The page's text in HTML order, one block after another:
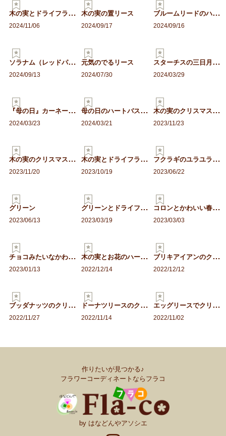
木
の実とドライフラワーの三…
2024/11/06
木の実の置リース
2024/09/17
ブ
ルームリードのハロウィン…
2024/09/16
ソ
ラナム（レッドパンプキン…
2024/09/13
元気のでるリース
2024/07/30 2024/03/29
『
母の日』カーネーションの…
2024/03/23
母
の日のハートバスケット
2024/03/21
木
の実のクリスマスリースB
2023/11/23
木
の実のクリスマス置きリー…
2023/11/20
木
の実とドライフラワーの秋…
2023/10/19
フ
クラギのユラユラアレンジ
2023/06/22
グリーン
2023/06/13
グ
リーンとドライフラワーと…
2023/03/19
コ
ロンとかわいい春色ミニア…
2023/03/03
2023/01/13 2022/12/14 2022/12/12
ブ
ッダナッツのクリスマス
2022/11/27
ド
ーナツリースのクリスマス
2022/11/14
エ
ッグリースでクリスマス
2022/11/02
作りたいが見つかる♪
フラワーコーディネートならフラコ
by はなどんやアソシエ